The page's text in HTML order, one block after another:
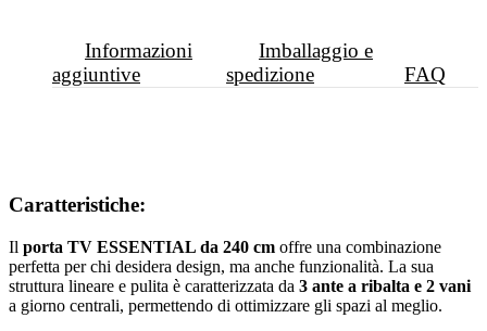
Informazioni
aggiuntive
Imballaggio e
spedizione
FAQ
Caratteristiche:
Il porta TV ESSENTIAL da 240 cm offre una combinazione
perfetta per chi desidera design, ma anche funzionalità. La sua
struttura lineare e pulita è caratterizzata da 3 ante a ribalta e 2 vani
a giorno centrali, permettendo di ottimizzare gli spazi al meglio.